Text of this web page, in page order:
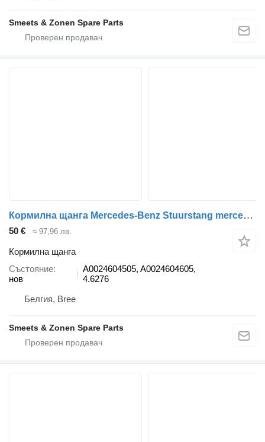
Smeets & Zonen Spare Parts
Кормилна щанга Mercedes-Benz Stuurstang mercedes A0024604505 за камион
50 € ≈ 97,96 лв.
Кормилна щанга
Състояние
нов
A0024604505, A0024604605,
4.6276
Белгия, Bree
Smeets & Zonen Spare Parts